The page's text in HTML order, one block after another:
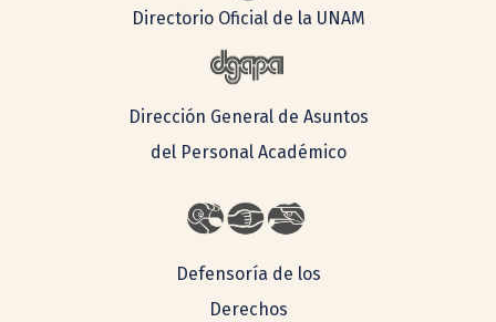
Directorio Oficial de la UNAM
Dirección General de Asuntos
del Personal Académico
Defensoría de los
Derechos